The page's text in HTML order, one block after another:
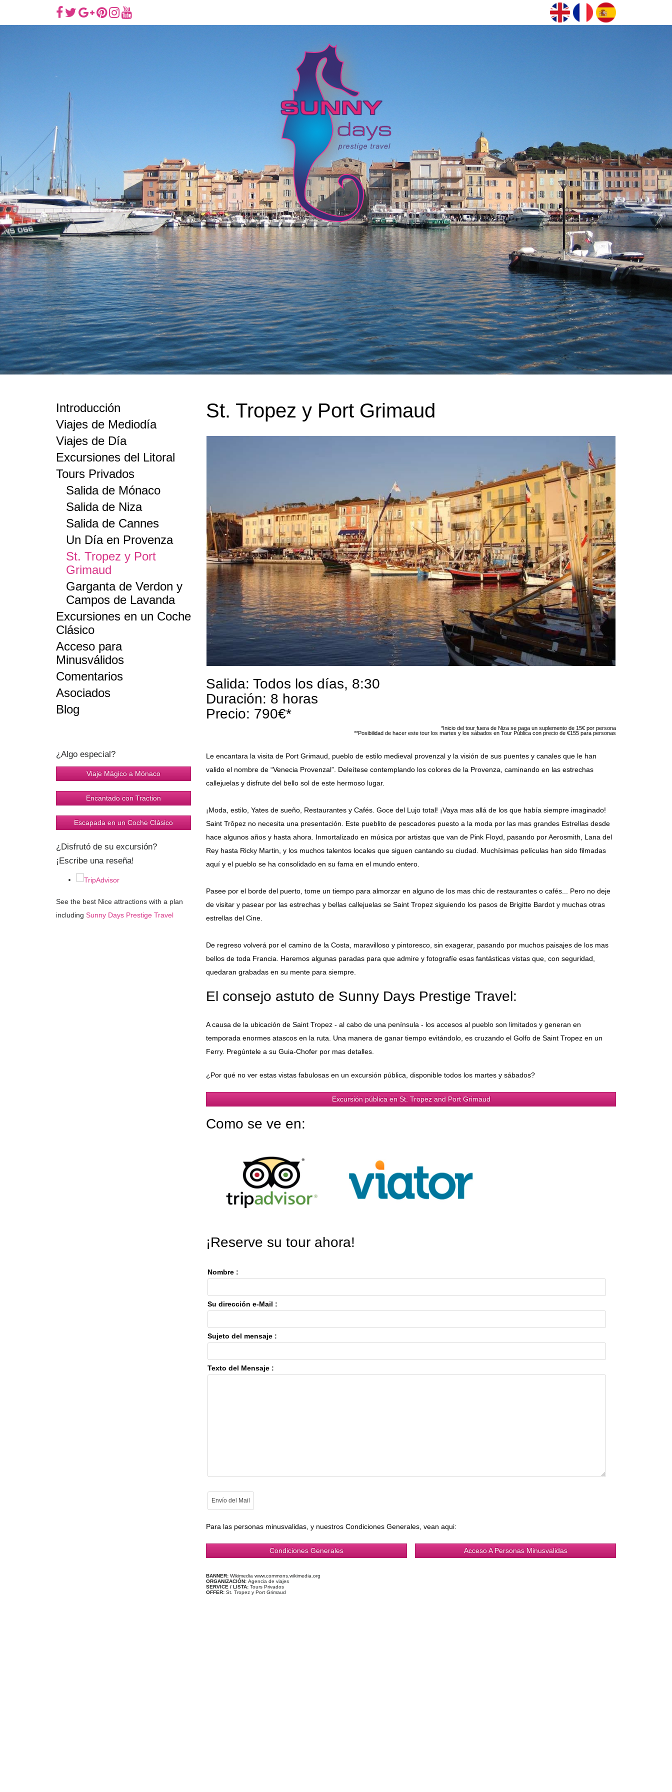
St. Tropez y Port Grimaud
Salida: Todos los días, 8:30
Duración: 8 horas
Precio: 790€*
*Inicio del tour fuera de Niza se paga un suplemento de 15€ por persona
**Posibilidad de hacer este tour los martes y los sábados en Tour Pública con precio de €155 para personas
Le encantara la visita de Port Grimaud, pueblo de estilo medieval provenzal y la visión de sus puentes y canales que le han
valido el nombre de “Venecia Provenzal”. Deleítese contemplando los colores de la Provenza, caminando en las estrechas
callejuelas y disfrute del bello sol de este hermoso lugar.
¡Moda, estilo, Yates de sueño, Restaurantes y Cafés. Goce del Lujo total! ¡Vaya mas allá de los que había siempre imaginado!
Saint Trôpez no necesita una presentación. Este pueblito de pescadores puesto a la moda por las mas grandes Estrellas desde
hace algunos años y hasta ahora. Inmortalizado en música por artistas que van de Pink Floyd, pasando por Aerosmith, Lana del
Rey hasta Ricky Martin, y los muchos talentos locales que siguen cantando su ciudad. Muchísimas películas han sido filmadas
aquí y el pueblo se ha consolidado en su fama en el mundo entero.
Pasee por el borde del puerto, tome un tiempo para almorzar en alguno de los mas chic de restaurantes o cafés... Pero no deje
de visitar y pasear por las estrechas y bellas callejuelas se Saint Tropez siguiendo los pasos de Brigitte Bardot y muchas otras
estrellas del Cine.
De regreso volverá por el camino de la Costa, maravilloso y pintoresco, sin exagerar, pasando por muchos paisajes de los mas
bellos de toda Francia. Haremos algunas paradas para que admire y fotografíe esas fantásticas vistas que, con seguridad,
quedaran grabadas en su mente para siempre.
El consejo astuto de Sunny Days Prestige Travel:
A causa de la ubicación de Saint Tropez - al cabo de una península - los accesos al pueblo son limitados y generan en
temporada enormes atascos en la ruta. Una manera de ganar tiempo evitándolo, es cruzando el Golfo de Saint Tropez en un
Ferry. Pregúntele a su Guia-Chofer por mas detalles.
¿Por qué no ver estas vistas fabulosas en un excursión pública, disponible todos los martes y sábados?
Excursión pública en St. Tropez and Port Grimaud
Como se ve en:
¡Reserve su tour ahora!
Nombre :
Su dirección e-Mail :
Sujeto del mensaje :
Texto del Mensaje :
Para las personas minusvalidas, y nuestros Condiciones Generales, vean aqui:
Condiciones Generales Acceso A Personas Minusvalidas
BANNER: Wikimedia www.commons.wikimedia.org
ORGANIZACIÓN: Agencia de viajes
SERVICE / LISTA: Tours Privados
OFFER: St. Tropez y Port Grimaud
Introducción
Viajes de Mediodía
Viajes de Día
Excursiones del Litoral
Tours Privados
Salida de Mónaco
Salida de Niza
Salida de Cannes
Un Día en Provenza
St. Tropez y Port
Grimaud
Garganta de Verdon y
Campos de Lavanda
Excursiones en un Coche
Clásico
Acceso para
Minusválidos
Comentarios
Asociados
Blog
¿Algo especial?
Viaje Mágico a Mónaco
Encantado con Traction
Escapada en un Coche Clásico
¿Disfrutó de su excursión?
¡Escribe una reseña!
See the best Nice attractions with a plan
including Sunny Days Prestige Travel